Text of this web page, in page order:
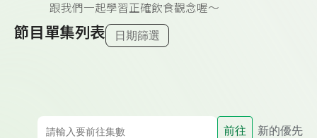
跟我們一起學習正確飲食觀念喔～
節目單集列表 日期篩選
前往 新的優先